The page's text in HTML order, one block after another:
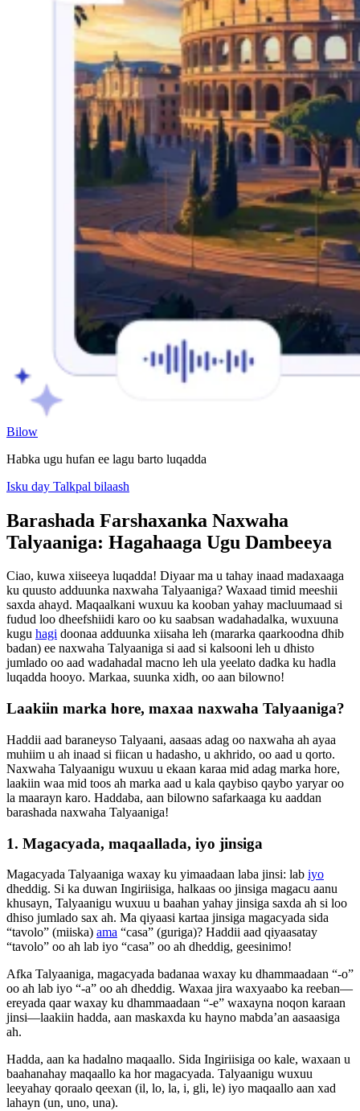
Bilow
Habka ugu hufan ee lagu barto luqadda
Isku day Talkpal bilaash
Barashada Farshaxanka Naxwaha
Talyaaniga: Hagahaaga Ugu Dambeeya
Ciao, kuwa xiiseeya luqadda! Diyaar ma u tahay inaad madaxaaga
ku quusto adduunka naxwaha Talyaaniga? Waxaad timid meeshii
saxda ahayd. Maqaalkani wuxuu ka kooban yahay macluumaad si
fudud loo dheefshiidi karo oo ku saabsan wadahadalka, wuxuuna
kugu hagi doonaa adduunka xiisaha leh (mararka qaarkoodna dhib
badan) ee naxwaha Talyaaniga si aad si kalsooni leh u dhisto
jumlado oo aad wadahadal macno leh ula yeelato dadka ku hadla
luqadda hooyo. Markaa, suunka xidh, oo aan bilowno!
Laakiin marka hore, maxaa naxwaha Talyaaniga?
Haddii aad baraneyso Talyaani, aasaas adag oo naxwaha ah ayaa
muhiim u ah inaad si fiican u hadasho, u akhrido, oo aad u qorto.
Naxwaha Talyaanigu wuxuu u ekaan karaa mid adag marka hore,
laakiin waa mid toos ah marka aad u kala qaybiso qaybo yaryar oo
la maarayn karo. Haddaba, aan bilowno safarkaaga ku aaddan
barashada naxwaha Talyaaniga!
1. Magacyada, maqaallada, iyo jinsiga
Magacyada Talyaaniga waxay ku yimaadaan laba jinsi: lab iyo
dheddig. Si ka duwan Ingiriisiga, halkaas oo jinsiga magacu aanu
khusayn, Talyaanigu wuxuu u baahan yahay jinsiga saxda ah si loo
dhiso jumlado sax ah. Ma qiyaasi kartaa jinsiga magacyada sida
“tavolo” (miiska) ama “casa” (guriga)? Haddii aad qiyaasatay
“tavolo” oo ah lab iyo “casa” oo ah dheddig, geesinimo!
Afka Talyaaniga, magacyada badanaa waxay ku dhammaadaan “-o”
oo ah lab iyo “-a” oo ah dheddig. Waxaa jira waxyaabo ka reeban—
ereyada qaar waxay ku dhammaadaan “-e” waxayna noqon karaan
jinsi—laakiin hadda, aan maskaxda ku hayno mabda’an aasaasiga
ah.
Hadda, aan ka hadalno maqaallo. Sida Ingiriisiga oo kale, waxaan u
baahanahay maqaallo ka hor magacyada. Talyaanigu wuxuu
leeyahay qoraalo qeexan (il, lo, la, i, gli, le) iyo maqaallo aan xad
lahayn (un, uno, una).